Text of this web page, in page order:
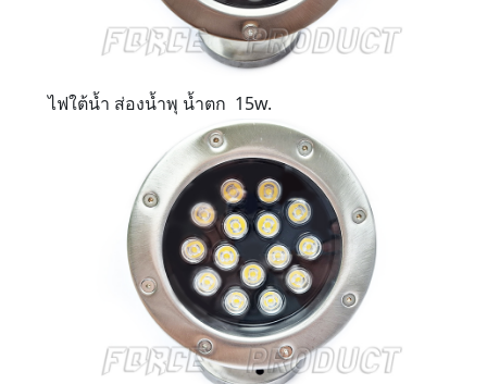
ไฟใต้น้ำ ส่องน้ำพุ น้ำตก 15w.